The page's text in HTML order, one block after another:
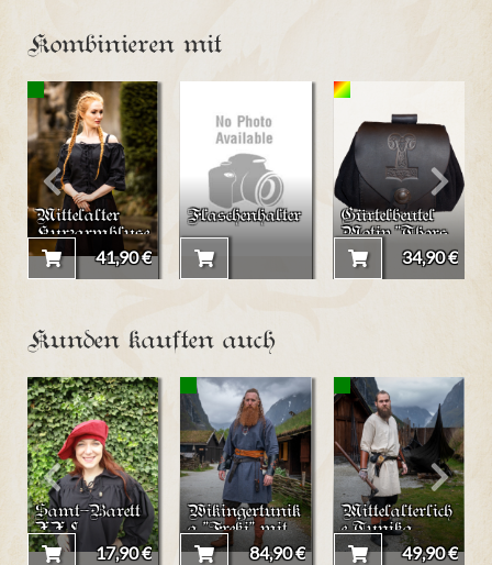
Kombinieren mit
Mittelalter
Kurzarmbluse
"Prina" 41,90 €
Flaschenhalter
Gürtelbeutel
Motiv "Thors
Hammer"34,90 €
Kunden kauften auch
Samt-Barett
XXL
17,90 €
Wikingertunik
a "Freki" mit
Handstickerei
84,90 €
Mittelalterlich
e Tunika
"Erwin"49,90 €